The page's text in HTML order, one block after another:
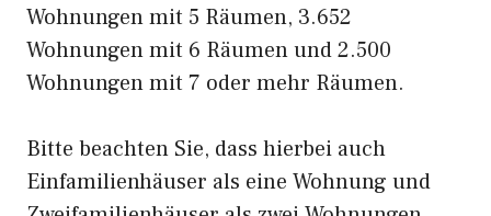
Wohnungen mit 5 Räumen, 3.652
Wohnungen mit 6 Räumen und 2.500
Wohnungen mit 7 oder mehr Räumen.
Bitte beachten Sie, dass hierbei auch
Einfamilienhäuser als eine Wohnung und